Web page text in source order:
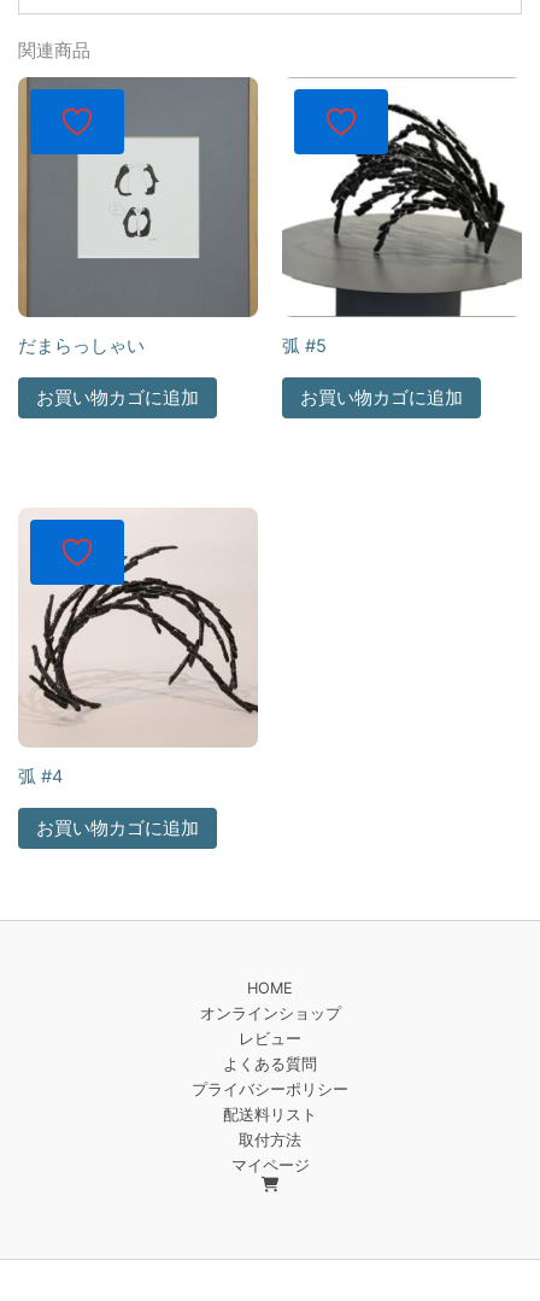
関連商品
だまらっしゃい
お買い物カゴに追加
弧 #5
お買い物カゴに追加
弧 #4
お買い物カゴに追加
HOME
オンラインショップ
レビュー
よくある質問
プライバシーポリシー
配送料リスト
取付方法
マイページ